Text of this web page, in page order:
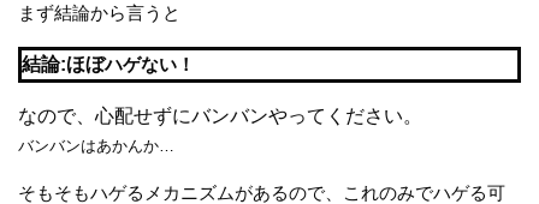
まず結論から言うと
結論:ほぼハゲない！
なので、心配せずにバンバンやってください。
バンバンはあかんか…
そもそもハゲるメカニズムがあるので、これのみでハゲる可